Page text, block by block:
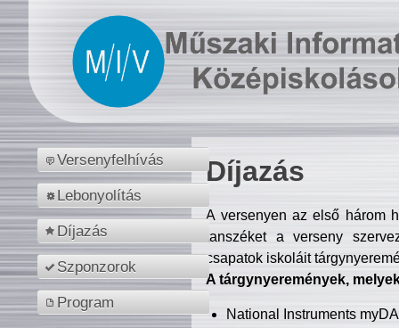
Versenyfelhívás
Lebonyolítás
Díjazás
Szponzorok
Program
Díjazás
A versenyen az első három
tanszéket a verseny
csapatok iskoláit
A tárgynyeremények,
National Instruments